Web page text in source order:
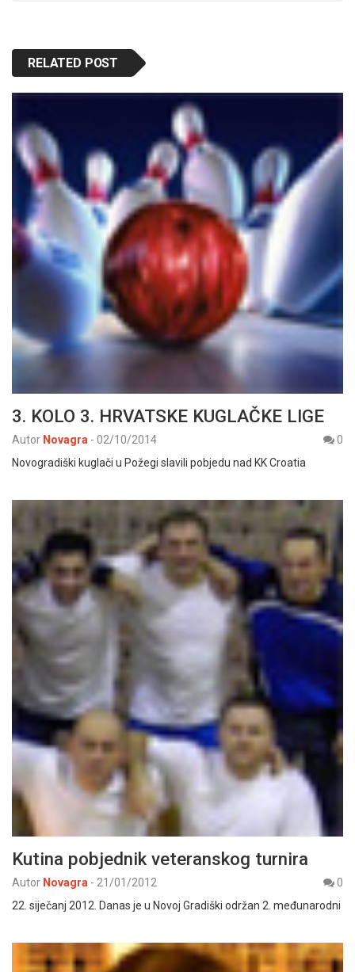
RELATED POST
3. KOLO 3. HRVATSKE KUGLAČKE LIGE
Autor Novagra - 02/10/2014
0
Novogradiški kuglači u Požegi slavili pobjedu nad KK Croatia
Kutina pobjednik veteranskog turnira
Autor Novagra - 21/01/2012
0
22. siječanj 2012. Danas je u Novoj Gradiški održan 2. međunarodni